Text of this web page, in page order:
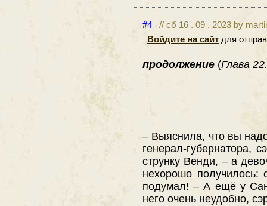
#4
// сб 16 . 09 . 2023 by
Войдите на сайт для
продолжение (Глава
– Выяснила, что вы
генерал-губернатора,
струнку Венди, – а
нехорошо
подумал! – А ещё у
него очень неудобно,